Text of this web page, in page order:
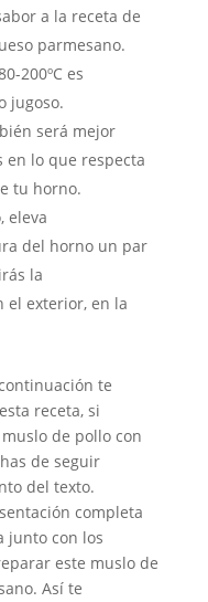
a la receta de
parmesano.
200ºC es
jugoso.
será mejor
en lo que respecta
tu horno.
eleva
del horno un par
la
el exterior, en la
te
receta, si
de pollo con
de seguir
del texto.
completa
junto con los
este muslo de
Así te